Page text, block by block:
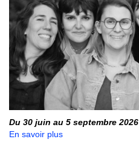
Du 30 juin au 5 septembre 2026
En savoir plus